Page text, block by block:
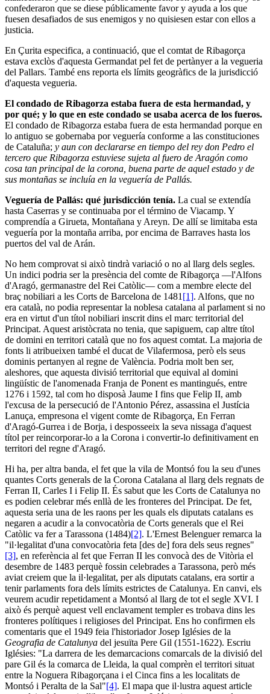
confederaron que se diese públicamente favor y ayuda a los que
fuesen desafiados de sus enemigos y no quisiesen estar con ellos a
justicia.
En Çurita especifica, a continuació, que el comtat de Ribagorça
estava exclòs d'aquesta Germandat pel fet de pertànyer a la vegueria
del Pallars. També ens reporta els límits geogràfics de la jurisdicció
d'aquesta vegueria.
El condado de Ribagorza estaba fuera de esta hermandad, y
por qué; y lo que en este condado se usaba acerca de los fueros.
El condado de Ribagorza estaba fuera de esta hermandad porque en
lo antiguo se gobernaba por veguería conforme a las constituciones
de Cataluña; y aun con declararse en tiempo del rey don Pedro el
tercero que Ribagorza estuviese sujeta al fuero de Aragón como
cosa tan principal de la corona, buena parte de aquel estado y de
sus montañas se incluía en la veguería de Pallás.
Veguería de Pallás: qué jurisdicción tenía. La cual se extendía
hasta Caserras y se continuaba por el término de Viacamp. Y
comprendía a Girueta, Montañana y Areyn. De allí se limitaba esta
veguería por la montaña arriba, por encima de Barraves hasta los
puertos del val de Arán.
No hem comprovat si això tindrà variació o no al llarg dels segles.
Un indici podria ser la presència del comte de Ribagorça —l'Alfons
d'Aragó, germanastre del Rei Catòlic— com a membre electe del
braç nobiliari a les Corts de Barcelona de 1481 [1]. Alfons, que no
era català, no podia representar la noblesa catalana al parlament si no
era en virtut d'un títol nobiliari inscrit dins el marc territorial del
Principat. Aquest aristòcrata no tenia, que sapiguem, cap altre títol
de domini en territori català que no fos aquest comtat. La majoria de
fonts li atribueixen també el ducat de Vilafermosa, però els seus
dominis pertanyen al regne de València. Podria molt ben ser,
aleshores, que aquesta divisió territorial que equival al domini
lingüístic de l'anomenada Franja de Ponent es mantingués, entre
1276 i 1592, tal com ho disposà Jaume I fins que Felip II, amb
l'excusa de la persecució de l'Antonio Pérez, assassina el Justícia
Lanuça, empresona el vigent comte de Ribagorça, En Ferran
d'Aragó-Gurrea i de Borja, i desposseeix la seva nissaga d'aquest
títol per reincorporar-lo a la Corona i convertir-lo definitivament en
territori del regne d'Aragó.
Hi ha, per altra banda, el fet que la vila de Montsó fou la seu d'unes
quantes Corts generals de la Corona Catalana al llarg dels regnats de
Ferran II, Carles I i Felip II. És sabut que les Corts de Catalunya no
es podien celebrar més enllà de les fronteres del Principat. De fet,
aquesta seria una de les raons per les quals els diputats catalans es
negaren a acudir a la convocatòria de Corts generals que el Rei
Catòlic va fer a Tarassona (1484)[2]. L'Ernest Belenguer remarca la
"il·legalitat d'una convocatòria feta [des de] fora dels seus regnes"
[3], en referència al fet que Ferran II les convocà des de Vitòria el
desembre de 1483 perquè fossin celebrades a Tarassona, però més
aviat creiem que la il·legalitat, per als diputats catalans, era sortir a
tenir parlaments fora dels límits estrictes de Catalunya. En canvi, els
veurem acudir repetidament a Montsó al llarg de tot el segle XVI. I
això és perquè aquest vell enclavament templer es trobava dins les
fronteres polítiques i religioses del Principat. Ens ho confirmen els
comentaris que el 1949 feia l'historiador Josep Iglésies de la
Geografia de Catalunya del jesuïta Pere Gil (1551-1622). Escriu
Iglésies: "La darrera de les demarcacions comarcals de la divisió del
pare Gil és la comarca de Lleida, la qual comprèn el territori situat
entre la Noguera Ribagorçana i el Cinca fins a les localitats de
Montsó i Peralta de la Sal"[4]. El mapa que il·lustra aquest article